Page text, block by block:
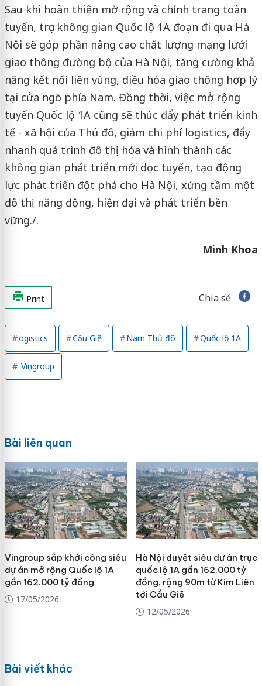
Sau khi hoàn thiện mở rộng và chỉnh trang toàn
tuyến, trục không gian Quốc lộ 1A đoạn đi qua Hà
Nội sẽ góp phần nâng cao chất lượng mạng lưới
giao thông đường bộ của Hà Nội, tăng cường khả
năng kết nối liên vùng, điều hòa giao thông hợp lý
tại cửa ngõ phía Nam. Đồng thời, việc mở rộng
tuyến Quốc lộ 1A cũng sẽ thúc đẩy phát triển kinh
tế - xã hội của Thủ đô, giảm chi phí logistics, đẩy
nhanh quá trình đô thị hóa và hình thành các
không gian phát triển mới dọc tuyến, tạo động
lực phát triển đột phá cho Hà Nội, xứng tầm một
đô thị năng động, hiện đại và phát triển bền
vững./.
Minh Khoa
Print Chia sẻ
ogistics Cầu Giẽ Nam Thủ đô Quốc lộ 1A
Vingroup
Bài liên quan
Vingroup sắp khởi công siêu
dự án mở rộng Quốc lộ 1A
gần 162.000 tỷ đồng
17/05/2026
Hà Nội duyệt siêu dự án trục
quốc lộ 1A gần 162.000 tỷ
đồng, rộng 90m từ Kim Liên
tới Cầu Giẽ
12/05/2026
Bài viết khác